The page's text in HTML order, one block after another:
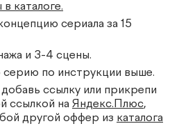
каталоге.
сериала за 15
и 3-4 сцены.
по инструкции выше.
ссылку или прикрепи
ссылкой на Яндекс.Плюс,
другой оффер из каталога